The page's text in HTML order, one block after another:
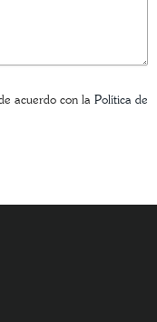
acuerdo con la Política de